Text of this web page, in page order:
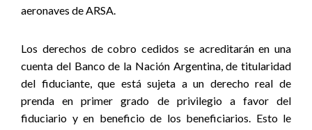
aeronaves de ARSA.
Los derechos de cobro cedidos se acreditarán en una
cuenta del Banco de la Nación Argentina, de titularidad
del fiduciante, que está sujeta a un derecho real de
prenda en primer grado de privilegio a favor del
fiduciario y en beneficio de los beneficiarios. Esto le